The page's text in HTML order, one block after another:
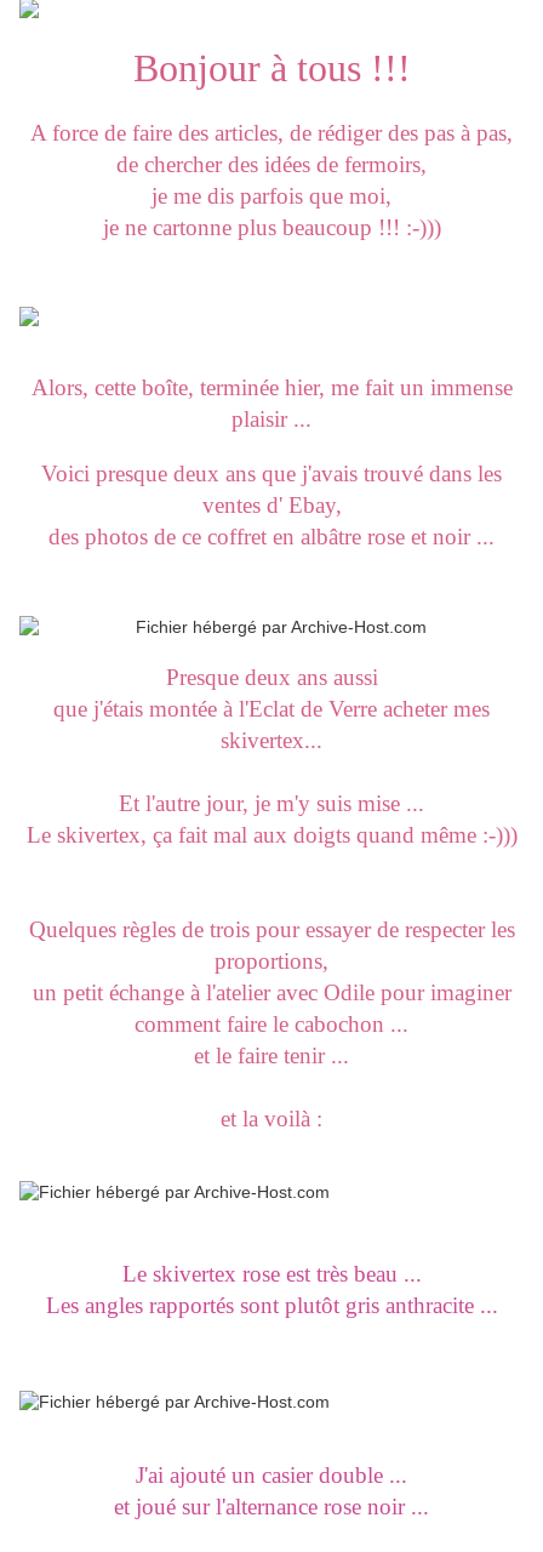
Bonjour à tous !!!
A force de faire des articles, de rédiger des pas à pas,
de chercher des idées de fermoirs,
je me dis parfois que moi,
je ne cartonne plus beaucoup !!! :-)))
Alors, cette boîte, terminée hier, me fait un immense
plaisir ...
Voici presque deux ans que j'avais trouvé dans les
ventes d' Ebay,
des photos de ce coffret en albâtre rose et noir ...
Presque deux ans aussi
que j'étais montée à l'Eclat de Verre acheter mes
skivertex...
Et l'autre jour, je m'y suis mise ...
Le skivertex, ça fait mal aux doigts quand même :-)))
Quelques règles de trois pour essayer de respecter les
proportions,
un petit échange à l'atelier avec Odile pour imaginer
comment faire le cabochon ...
et le faire tenir ...
et la voilà :
Le skivertex rose est très beau ...
Les angles rapportés sont plutôt gris anthracite ...
J'ai ajouté un casier double ...
et joué sur l'alternance rose noir ...